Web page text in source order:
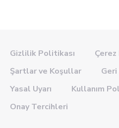
Gizlilik Politikası
Şartlar ve Koşullar
Yasal Uyarı
Kullanım
Onay Tercihleri